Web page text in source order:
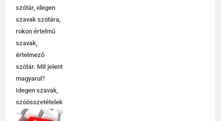
szótár, idegen
szavak szótára,
rokon értelmű
szavak,
értelmező
szótár. Mit jelent
magyarul?
Idegen szavak,
szóösszetételek
jelentése,